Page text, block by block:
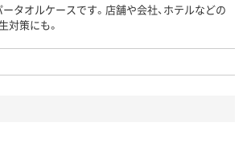
タオルケースです。店舗や会社、ホテルなどの
対策にも。